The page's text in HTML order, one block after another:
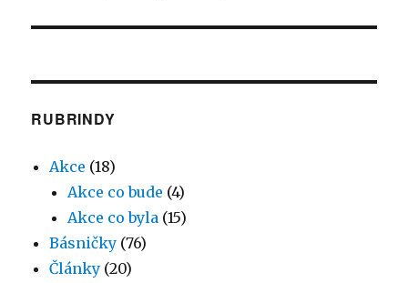
RUBRINDY
Akce (18)
Akce co bude (4)
Akce co byla (15)
Básničky (76)
Články (20)